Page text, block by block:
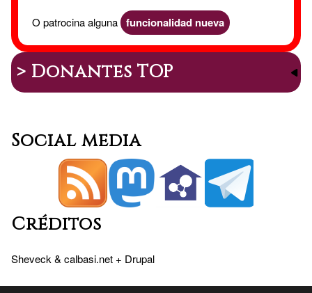
O patrocina alguna funcionalidad nueva
> Donantes TOP
Social media
Créditos
Sheveck&calbasi.net + Drupal